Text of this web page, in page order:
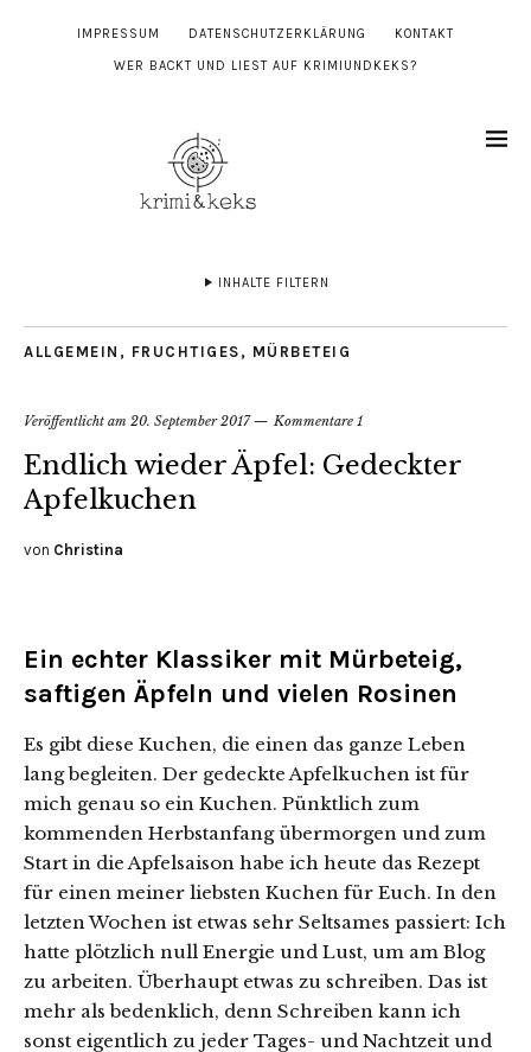
IMPRESSUM DATENSCHUTZERKLÄRUNG KONTAKT
WER BACKT UND LIEST AUF KRIMIUNDKEKS?
INHALTE FILTERN
ALLGEMEIN , FRUCHTIGES , MÜRBETEIG
Veröffentlicht am 20. September 2017 Kommentare 1
Endlich wieder Äpfel: Gedeckter
Apfelkuchen
von Christina
Ein echter Klassiker mit Mürbeteig,
saftigen Äpfeln und vielen Rosinen
Es gibt diese Kuchen, die einen das ganze Leben
lang begleiten. Der gedeckte Apfelkuchen ist für
mich genau so ein Kuchen. Pünktlich zum
kommenden Herbstanfang übermorgen und zum
Start in die Apfelsaison habe ich heute das Rezept
für einen meiner liebsten Kuchen für Euch. In den
letzten Wochen ist etwas sehr Seltsames passiert: Ich
hatte plötzlich null Energie und Lust, um am Blog
zu arbeiten. Überhaupt etwas zu schreiben. Das ist
mehr als bedenklich, denn Schreiben kann ich
sonst eigentlich zu jeder Tages- und Nachtzeit und